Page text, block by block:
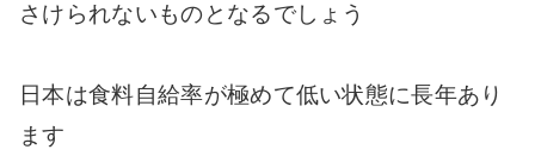
さけられないものとなるでしょう
日本は食料自給率が極めて低い状態に長年あり
ます